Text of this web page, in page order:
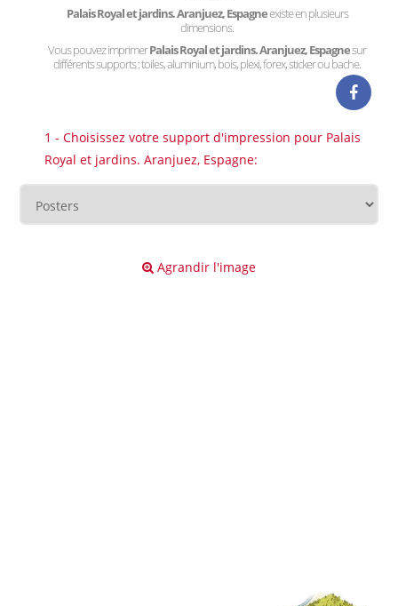
Palais Royal et jardins. Aranjuez, Espagneexiste en plusieurs
dimensions.
Vous pouvez imprimerPalais Royal et jardins. Aranjuez, Espagnesur
différents supports : toiles, aluminium, bois, plexi, forex, sticker ou bache.
1 - Choisissez votre support d'impression pour Palais
Royal et jardins. Aranjuez, Espagne:
Agrandir l'image